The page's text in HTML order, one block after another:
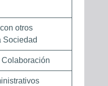
otros
Sociedad